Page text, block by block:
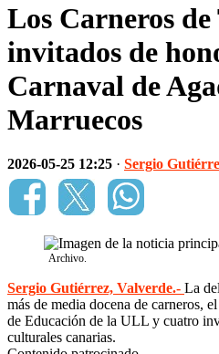
Los Carneros de
invitados de
Carnaval de
Marruecos
2026-05-25 12:25 · Sergio
Archivo.
Sergio Gutiérrez, Valverde.- La
más de media docena de carneros,
de Educación de la ULL y cuatro
culturales canarias.